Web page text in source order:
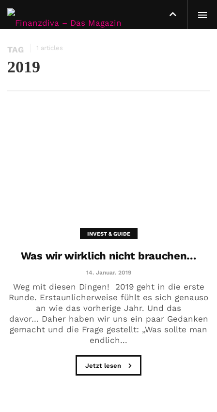
TAG 1 articles
2019
INVEST & GUIDE
Was wir wirklich nicht brauchen…
14. Januar. 2019
Weg mit diesen Dingen! 2019 geht in die erste
Runde. Erstaunlicherweise fühlt es sich genauso
an wie das vorherige Jahr. Und das
davor… Daher haben wir uns ein paar Gedanken
gemacht und die Frage gestellt: „Was sollte man
endlich...
Jetzt lesen